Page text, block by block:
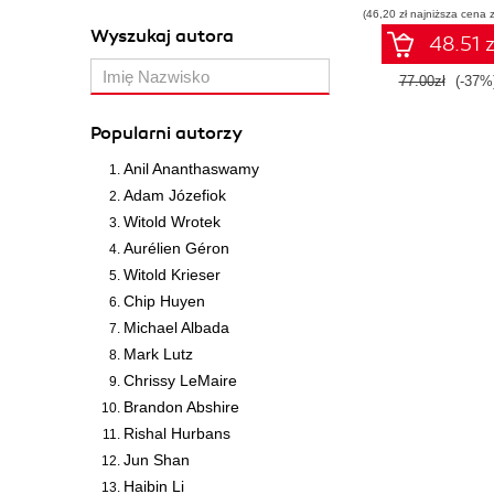
Wyszukaj autora
Popularni autorzy
Anil Ananthaswamy
Adam Józefiok
Witold Wrotek
Aurélien Géron
Witold Krieser
Chip Huyen
Michael Albada
Mark Lutz
Chrissy LeMaire
Brandon Abshire
Rishal Hurbans
Jun Shan
Haibin Li
(46,20 zł najniższa cena
48.51
77.00zł (-